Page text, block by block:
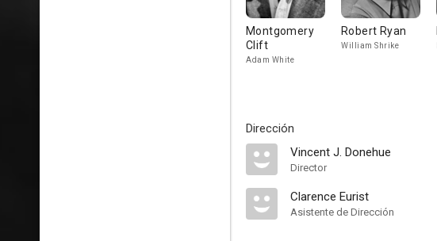
Montgomery
Clift
Adam White
Robert Ryan
William Shrike
Dirección
Vincent J. Donehue
Director
Clarence Eurist
Asistente de Dirección